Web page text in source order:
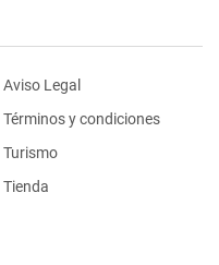
Aviso Legal
Términos y condiciones
Turismo
Tienda